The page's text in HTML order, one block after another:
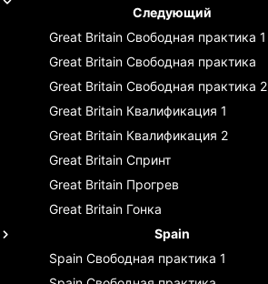
Следующий
Great Britain Свободная практика 1
Great Britain Свободная практика
Great Britain Свободная практика 2
Great Britain Квалификация 1
Great Britain Квалификация 2
Great Britain Спринт
Great Britain Прогрев
Great Britain Гонка
Spain
Spain Свободная практика 1